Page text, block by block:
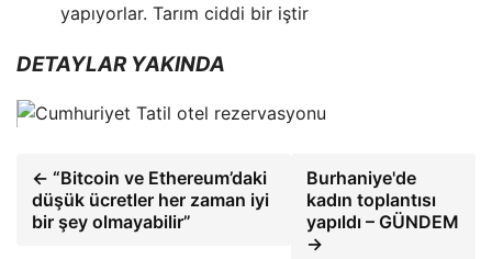
yapıyorlar. Tarım ciddi bir iştir
DETAYLAR YAKINDA
← “Bitcoin ve Ethereum’daki
düşük ücretler her zaman iyi
bir şey olmayabilir”
Burhaniye'de
kadın toplantısı
yapıldı – GÜNDEM
→